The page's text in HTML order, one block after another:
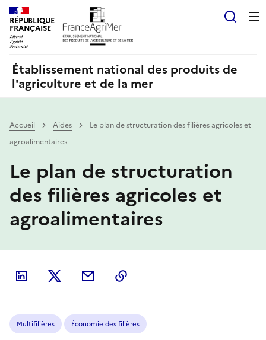
RÉPUBLIQUE
FRANÇAISE
Établissement national des produits de
l'agriculture et de la mer
Accueil Aides
Le plan de structuration des filières agricoles et
agroalimentaires
Le plan de structuration
des filières agricoles et
agroalimentaires
Multifilières Économie des filières
Panneau de gestion des cookies